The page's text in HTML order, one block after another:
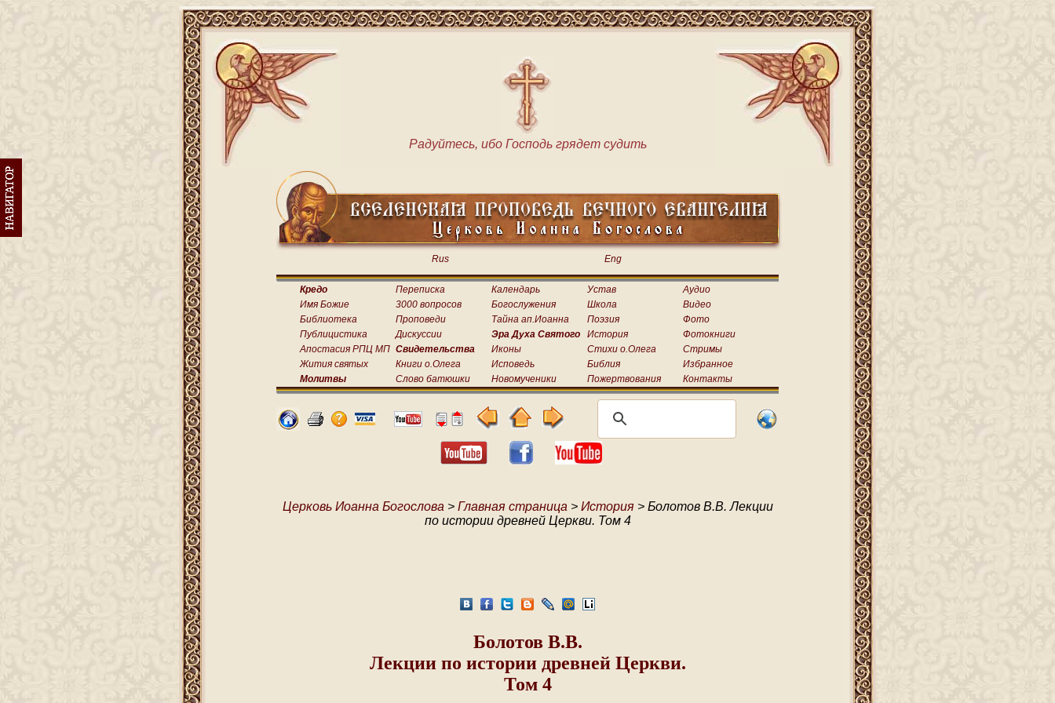
Радуйтесь, ибо Господь грядет судить
Rus Eng
Кредо Переписка Календарь Устав
Аудио
Имя Божие
3000 вопросов Богослужения Школа
Видео
Библиотека
Проповеди Тайна ап.Иоанна Поэзия
Фото
Публицистика
Дискуссии Эра Духа Святого История
Фотокниги
Апостасия РПЦ МП Свидетельства Иконы Стихи о.Олега
Стримы
Жития святых
Книги о.Олега Исповедь Библия
Избранное
Молитвы
Слово батюшки Новомученики Пожертвования Контакты
Церковь Иоанна Богослова > Главная страница > История> Болотов В.В. Лекции
по истории древней Церкви. Том 4
Болотов В.В.
Лекции по истории древней Церкви.
Том 4